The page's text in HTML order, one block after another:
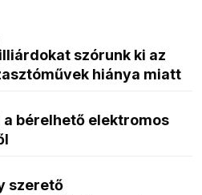
szórunk ki az
hiánya miatt
bérelhető elektromos
szerető